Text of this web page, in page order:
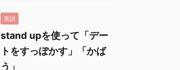
英語
stand upを使って「デー
トをすっぽかす」「かば
う」